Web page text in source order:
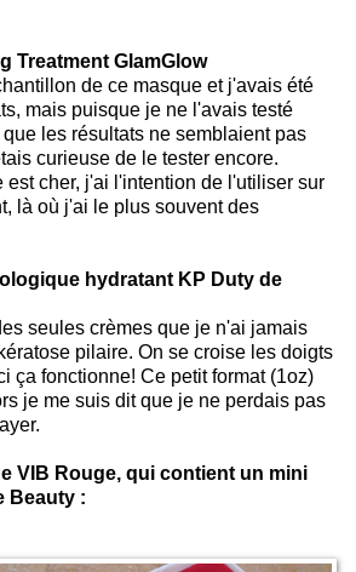
Treatment GlamGlow
de ce masque et j'avais été
mais puisque je ne l'avais testé
les résultats ne semblaient pas
curieuse de le tester encore.
est cher, j'ai l'intention de l'utiliser sur
là où j'ai le plus souvent des
hydratant KP Duty de
seules crèmes que je n'ai jamais
pilaire. On se croise les doigts
ça fonctionne! Ce petit format (1oz)
je me suis dit que je ne perdais pas
VIB Rouge, qui contient un mini
Beauty :